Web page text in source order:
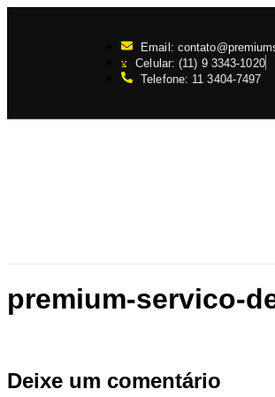
Email:
Celular: (11) 9 3343-1020
Telefone: 11 3404-7497
premium-servico-
Deixe um comentário